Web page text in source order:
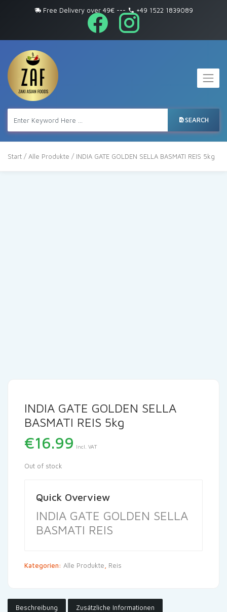
Free Delivery over 49€--- +49 1522 1839089
SEARCH
Start / Alle Produkte / INDIA GATE GOLDEN SELLA BASMATI REIS 5kg
INDIA GATE GOLDEN SELLA
BASMATI REIS 5kg
€16.99 Incl. VAT
Out of stock
Quick Overview
INDIA GATE GOLDEN SELLA
BASMATI REIS
Kategorien: Alle Produkte Reis
Beschreibung Zusätzliche Informationen